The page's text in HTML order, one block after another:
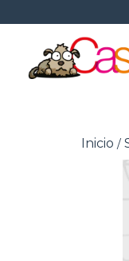
Inicio /